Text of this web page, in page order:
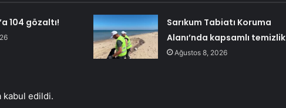
104 gözaltı!
Sarıkum Tabiatı Koruma
Alanı’nda kapsamlı temizlik
Ağustos 8, 2026
kabul edildi.